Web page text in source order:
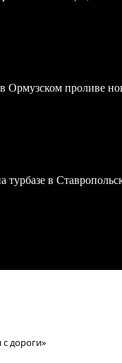
Ормузском проливе
турбазе в
дороги»